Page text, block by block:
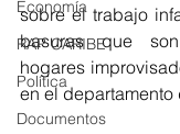
Economía
RAP CARIBE
Política
Documentos
sobre el trabajo
basuras que
hogares
en el departamento